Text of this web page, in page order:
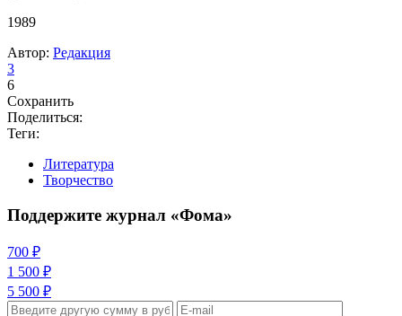
1989
Автор: Редакция
3
6
Сохранить
Поделиться:
Теги:
Литература
Творчество
Поддержите журнал «Фома»
700 ₽
1 500 ₽
5 500 ₽